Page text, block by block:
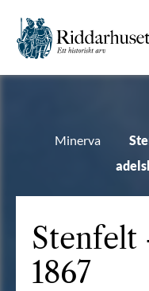
Minerva
Stenfelt
1867